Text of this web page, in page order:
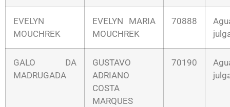
EVELYN
MOUCHREK
EVELYN MARIA
MOUCHREK
70888
GALO DA
MADRUGADA
GUSTAVO
ADRIANO
COSTA
MARQUES
70190